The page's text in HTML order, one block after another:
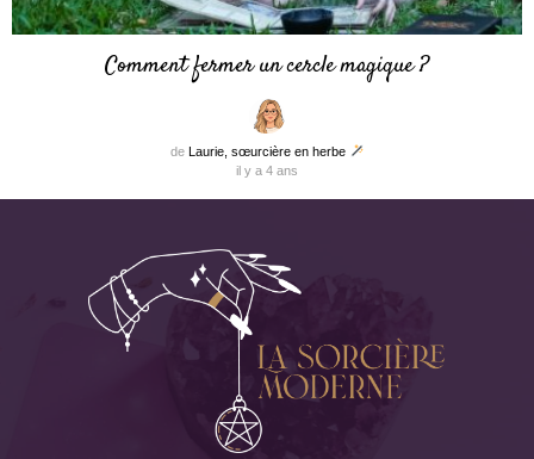
Comment fermer un cercle magique ?
de Laurie, sœurcière en herbe
il y a 4 ans